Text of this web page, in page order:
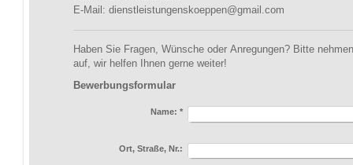
E-Mail: dienstleistungenskoeppen@gmail.com
Haben Sie Fragen, Wünsche oder Anregungen? Bitte
auf, wir helfen Ihnen gerne weiter!
Bewerbungsformular
Name: *
Ort, Straße, Nr.: